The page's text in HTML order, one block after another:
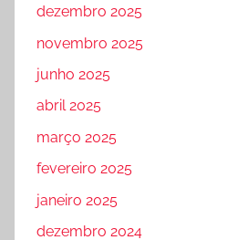
dezembro 2025
novembro 2025
junho 2025
abril 2025
março 2025
fevereiro 2025
janeiro 2025
dezembro 2024